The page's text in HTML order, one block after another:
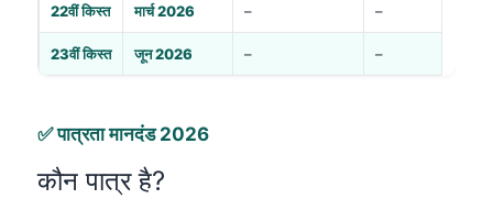
22वीं किस्त मार्च 2026 – –
23वीं किस्त जून 2026 – –
✅ पात्रता मानदंड 2026
कौन पात्र है?